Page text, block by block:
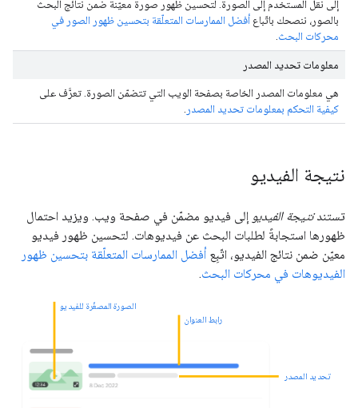
إلى نقل المستخدم إلى الصورة. لتحسين ظهور صورة معيّنة ضمن نتائج البحث
بالصور، ننصحك باتّباع أفضل الممارسات المتعلّقة بتحسين ظهور الصور في
محركات البحث
معلومات تحديد المصدر
هي معلومات المصدر الخاصة بصفحة الويب التي تتضمّن الصورة. تعرَّف على
كيفية التحكم بمعلومات تحديد المصدر
نتيجة الفيديو
تستندنتيجة الفيديو إلى فيديو مضمّن في صفحة ويب. ويزيد احتمال
ظهورها استجابةً لطلبات البحث عن فيديوهات. لتحسين ظهور فيديو
معيّن ضمن نتائج الفيديو، اتّبِعأفضل الممارسات المتعلّقة بتحسين ظهور
الفيديوهات في محركات البحث.
الصورة المصغّرة للفيديو
رابط العنوان
تحديد المصدر